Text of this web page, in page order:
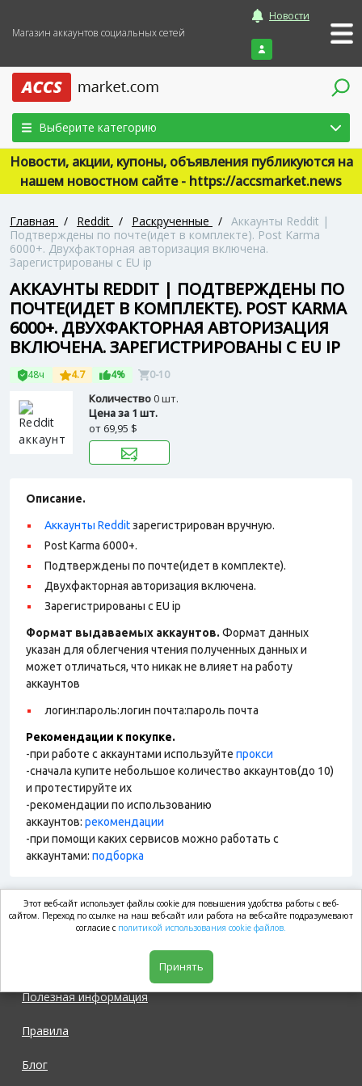
Магазин аккаунтов социальных сетей
Новости
Войти
Выберите категорию
Новости, акции, купоны, объявления публикуются на
нашем новостном сайте - https://accsmarket.news
Главная / Reddit / Раскрученные / Аккаунты Reddit |
Подтверждены по почте(идет в комплекте). Post Karma
6000+. Двухфакторная авторизация включена.
Зарегистрированы с EU ip
АККАУНТЫ REDDIT | ПОДТВЕРЖДЕНЫ ПО
ПОЧТЕ(ИДЕТ В КОМПЛЕКТЕ). POST KARMA
6000+. ДВУХФАКТОРНАЯ АВТОРИЗАЦИЯ
ВКЛЮЧЕНА. ЗАРЕГИСТРИРОВАНЫ С EU IP
48ч 4.7 4% 0-10
Количество0 шт.
Цена за 1 шт.
от 69,95 $
Описание.
Аккаунты Redditзарегистрирован вручную.
Post Karma 6000+.
Подтверждены по почте(идет в комплекте).
Двухфакторная авторизация включена.
Зарегистрированы с EU ip
Формат выдаваемых аккаунтов. Формат данных
указан для облегчения чтения полученных данных и
может отличаться, что никак не влияет на работу
аккаунтов
логин:пароль:логин почта:пароль почта
Рекомендации к покупке.
-при работе с аккаунтами используйте прокси
-сначала купите небольшое количество аккаунтов(до 10)
и протестируйте их
-рекомендации по использованию
аккаунтов: рекомендации
-при помощи каких сервисов можно работать с
аккаунтами: подборка
market.com
Полезная информация
Правила
Блог
Этот веб-сайт использует файлы cookie для повышения удобства работы с веб-
сайтом. Переход по ссылке на наш веб-сайт или работа на веб-сайте подразумевают
согласие с политикой использования cookie файлов.
Принять